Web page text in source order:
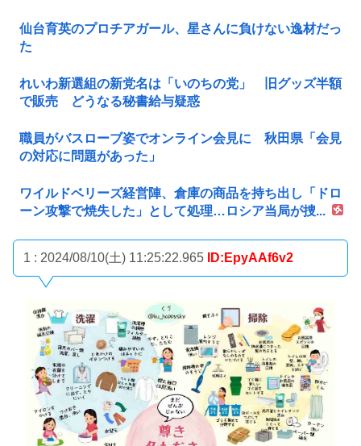
仙台育英のプロチアガール、星さんに負けない逸材だっ
た
れいわ新選組の新党名は「いのちの党」 旧グッズ半額
で販売 どうなる秘書給与疑惑
職員がバスローブ姿でオンライン会見に 秋田県「会見
の対応に問題があった」
ワイルドベリーズ経営陣、倉庫の商品を持ち出し「ドロ
ーン攻撃で焼失した」として処理…ロシア当局が捜...
1 : 2024/08/10(土) 11:25:22.965 ID:EpyAAf6v2